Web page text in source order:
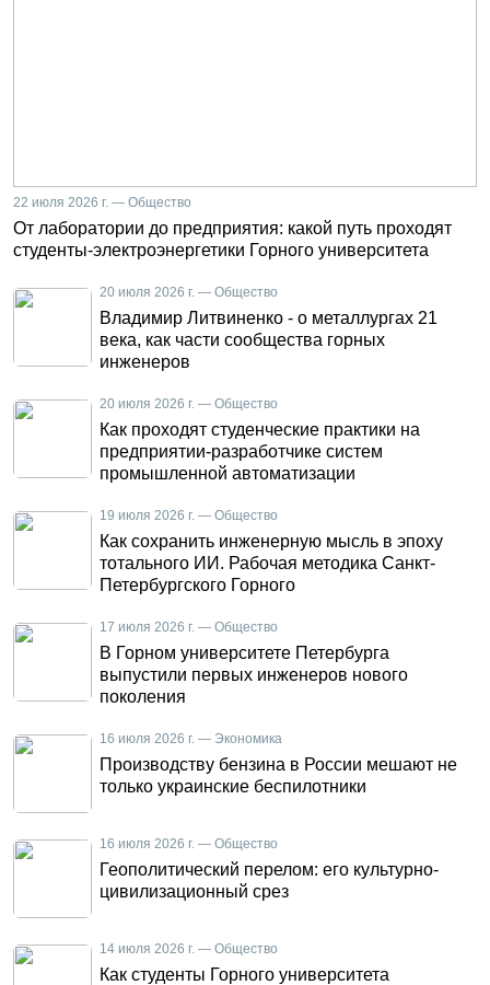
22 июля 2026 г. — Общество
От лаборатории до предприятия: какой путь проходят
студенты-электроэнергетики Горного университета
20 июля 2026 г. — Общество
Владимир Литвиненко - о металлургах 21
века, как части сообщества горных
инженеров
20 июля 2026 г. — Общество
Как проходят студенческие практики на
предприятии-разработчике систем
промышленной автоматизации
19 июля 2026 г. — Общество
Как сохранить инженерную мысль в эпоху
тотального ИИ. Рабочая методика Санкт-
Петербургского Горного
17 июля 2026 г. — Общество
В Горном университете Петербурга
выпустили первых инженеров нового
поколения
16 июля 2026 г. — Экономика
Производству бензина в России мешают не
только украинские беспилотники
16 июля 2026 г. — Общество
Геополитический перелом: его культурно-
цивилизационный срез
14 июля 2026 г. — Общество
Как студенты Горного университета